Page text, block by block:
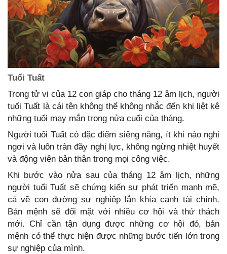
Tuổi Tuất
Trong tử vi của 12 con giáp cho tháng 12 âm lịch, người
tuổi Tuất là cái tên không thể không nhắc đến khi liệt kê
những tuổi may mắn trong nửa cuối của tháng.
Người tuổi Tuất có đặc điểm siêng năng, ít khi nào nghỉ
ngơi và luôn tràn đầy nghị lực, không ngừng nhiệt huyết
và động viên bản thân trong mọi công việc.
Khi bước vào nửa sau của tháng 12 âm lịch, những
người tuổi Tuất sẽ chứng kiến sự phát triển mạnh mẽ,
cả về con đường sự nghiệp lẫn khía cạnh tài chính.
Bản mệnh sẽ đối mặt với nhiều cơ hội và thử thách
mới. Chỉ cần tận dụng được những cơ hội đó, bản
mệnh có thể thực hiện được những bước tiến lớn trong
sự nghiệp của mình.